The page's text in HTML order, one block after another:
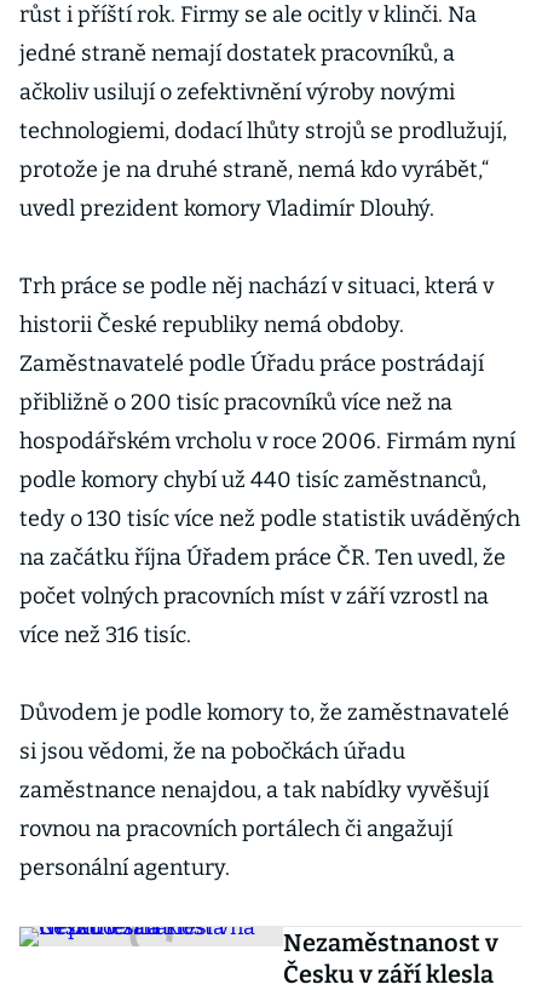
růst i příští rok. Firmy se ale ocitly v klinči. Na
jedné straně nemají dostatek pracovníků, a
ačkoliv usilují o zefektivnění výroby novými
technologiemi, dodací lhůty strojů se prodlužují,
protože je na druhé straně, nemá kdo vyrábět,“
uvedl prezident komory Vladimír Dlouhý.
Trh práce se podle něj nachází v situaci, která v
historii České republiky nemá obdoby.
Zaměstnavatelé podle Úřadu práce postrádají
přibližně o 200 tisíc pracovníků více než na
hospodářském vrcholu v roce 2006. Firmám nyní
podle komory chybí už 440 tisíc zaměstnanců,
tedy o 130 tisíc více než podle statistik uváděných
na začátku října Úřadem práce ČR. Ten uvedl, že
počet volných pracovních míst v září vzrostl na
více než 316 tisíc.
Důvodem je podle komory to, že zaměstnavatelé
si jsou vědomi, že na pobočkách úřadu
zaměstnance nenajdou, a tak nabídky vyvěšují
rovnou na pracovních portálech či angažují
personální agentury.
Nezaměstnanost v
Česku v září klesla